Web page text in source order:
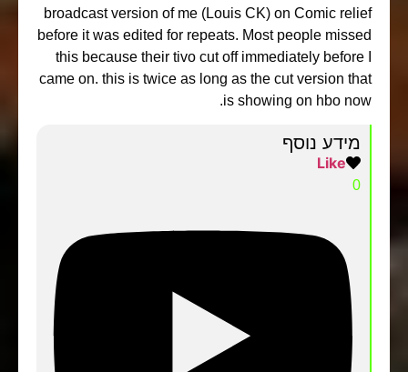
broadcast version of me (Louis CK) on Comic relief
before it was edited for repeats. Most people missed
this because their tivo cut off immediately before I
came on. this is twice as long as the cut version that
is showing on hbo now.
מידע נוסף
Like
0